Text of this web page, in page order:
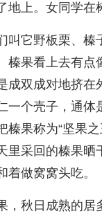
地上。女同学在
叫它野板栗、榛
榛果看上去有
成双成对地挤在
一个壳子，通
榛果称为“坚果
里采回的榛果晒
着做窝窝头吃。
，秋日成熟的居